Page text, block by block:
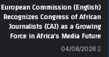
(English) European Commission
Recognizes Congress of African
Journalists (CAJ) as a Growing
Force in Africa’s Media Future
04/08/2026